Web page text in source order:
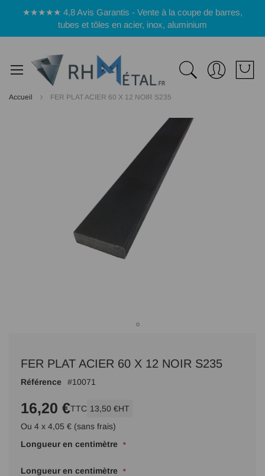
★★★★★ 4,8 Avis Garantis - Vente à la coupe de barres,
tubes et tôles en acier, inox, aluminium
Accueil FER PLAT ACIER 60 X 12 NOIR S235
début
d’images
FER PLAT ACIER 60 X 12 NOIR S235
Référence 10071
16,20 €TTC 13,50 €HT
Ou 4 x 4,05 € (sans frais)
Longueur en centimètre
Longueur en centimètre